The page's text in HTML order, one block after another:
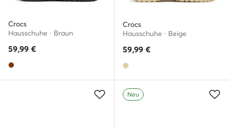
Crocs
Hausschuhe · Braun
59,99 €
Crocs
Hausschuhe · Beige
59,99 €
Neu